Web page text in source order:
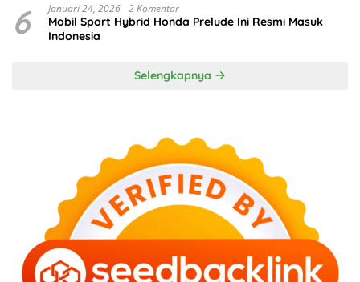
6 Januari 24, 2026 2 Komentar
Mobil Sport Hybrid Honda Prelude Ini Resmi Masuk
Indonesia
Selengkapnya